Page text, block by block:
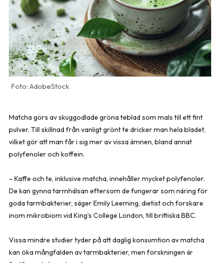
AdobeStock
Matcha görs av skuggodlade gröna teblad som mals till ett fint
pulver. Till skillnad från vanligt grönt te dricker man hela bladet,
vilket gör att man får i sig mer av vissa ämnen, bland annat
polyfenoler och koffein.
– Kaffe och te, inklusive matcha, innehåller mycket polyfenoler.
De kan gynna tarmhälsan eftersom de fungerar som näring för
goda tarmbakterier, säger Emily Leeming, dietist och forskare
inom mikrobiom vid King’s College London, till brittiska BBC.
Vissa mindre studier tyder på att daglig konsumtion av matcha
kan öka mångfalden av tarmbakterier, men forskningen är